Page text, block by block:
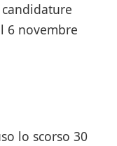
6 novembre
lo scorso 30